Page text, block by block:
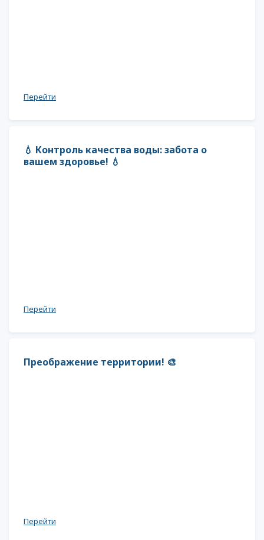
Перейти
💧 Контроль качества воды: забота о
вашем здоровье! 💧
Перейти
Преображение территории! 🎨
Перейти